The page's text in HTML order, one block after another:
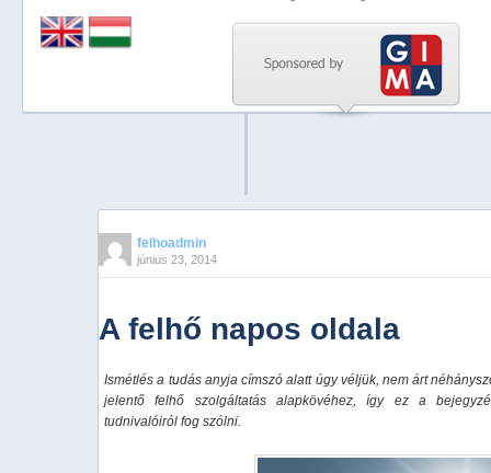
felhoadmin
június 23, 2014
A felhő napos oldala
Ismétlés a tudás anyja címszó alatt úgy véljük, nem árt
jelentő felhő szolgáltatás alapkövéhez, így ez a
tudnivalóiról fog szólni.